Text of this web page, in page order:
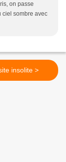
on passe
ciel sombre avec
Une visite insolite >